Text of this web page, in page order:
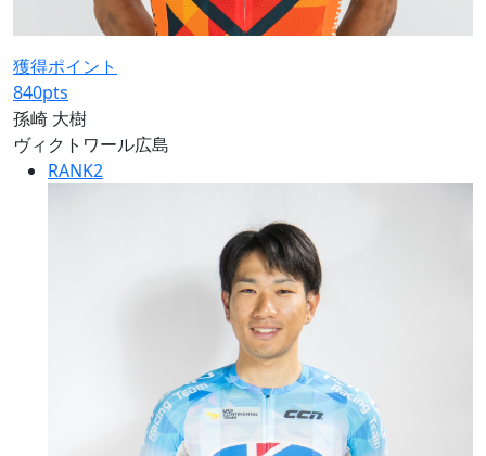
獲得ポイント
840pts
孫崎 大樹
ヴィクトワール広島
RANK2